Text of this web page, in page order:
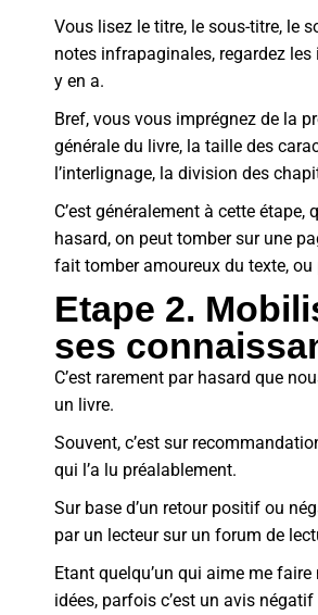
Vous lisez le titre, le sous-titre, le
notes infrapaginales, regardez les
y en a.
Bref, vous vous imprégnez de la
générale du livre, la taille des
l’interlignage, la division des
C’est généralement à cette étape,
hasard, on peut tomber sur une
fait tomber amoureux du texte, ou
Etape 2.
ses
C’est rarement par hasard que
un livre.
Souvent, c’est sur
qui l’a lu préalablement.
Sur base d’un retour positif ou
par un lecteur sur un forum de
Etant quelqu’un qui aime me faire
idées, parfois c’est un avis négatif